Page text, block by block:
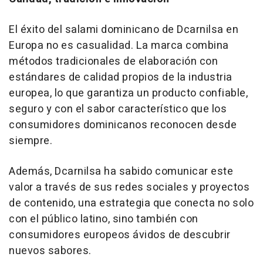
El éxito del salami dominicano de Dcarnilsa en
Europa no es casualidad. La marca combina
métodos tradicionales de elaboración con
estándares de calidad propios de la industria
europea, lo que garantiza un producto confiable,
seguro y con el sabor característico que los
consumidores dominicanos reconocen desde
siempre.
Además, Dcarnilsa ha sabido comunicar este
valor a través de sus redes sociales y proyectos
de contenido, una estrategia que conecta no solo
con el público latino, sino también con
consumidores europeos ávidos de descubrir
nuevos sabores.